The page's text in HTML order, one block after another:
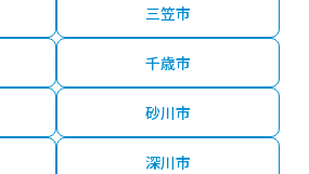
三笠市
千歳市
砂川市
深川市